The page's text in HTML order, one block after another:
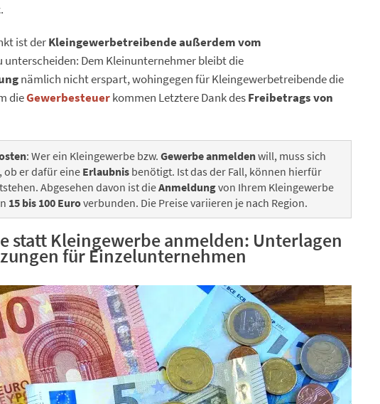
.
ist derKleingewerbetreibende außerdem vom
unterscheiden: Dem Kleinunternehmer bleibt die
nämlich nicht erspart, wohingegen für Kleingewerbetreibende die
dieGewerbesteuerkommen Letztere Dank desFreibetrags von
: Wer ein Kleingewerbe bzw. Gewerbe anmeldenwill, muss sich
er dafür eineErlaubnis benötigt. Ist das der Fall, können hierfür
Abgesehen davon ist dieAnmeldungvon Ihrem Kleingewerbe
15 bis 100 Euroverbunden. Die Preise variieren je nach Region.
statt Kleingewerbe anmelden: Unterlagen
für Einzelunternehmen